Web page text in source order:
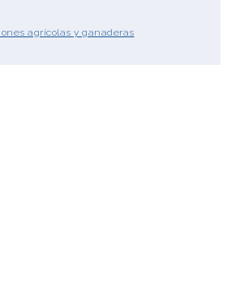
agrícolas y ganaderas